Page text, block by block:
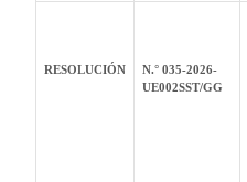
RESOLUCIÓN
N.° 035-2026-
UE002SST/GG